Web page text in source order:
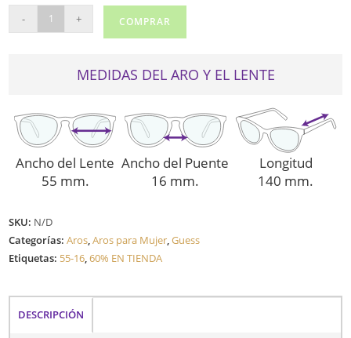
1971
- + COMPRAR
MEDIDAS DEL ARO Y EL LENTE
Ancho del Lente
55 mm.
Ancho del Puente
16 mm.
Longitud
140 mm.
SKU: N/D
Categorías:Aros,Aros para Mujer,Guess
Etiquetas: 55-16,60% EN TIENDA
DESCRIPCIÓN